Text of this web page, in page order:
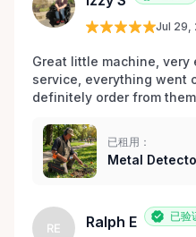
Jul 29,
Great little machine,
service, everything went
definitely order from
已租用：
Metal
RE Ralph E 已验